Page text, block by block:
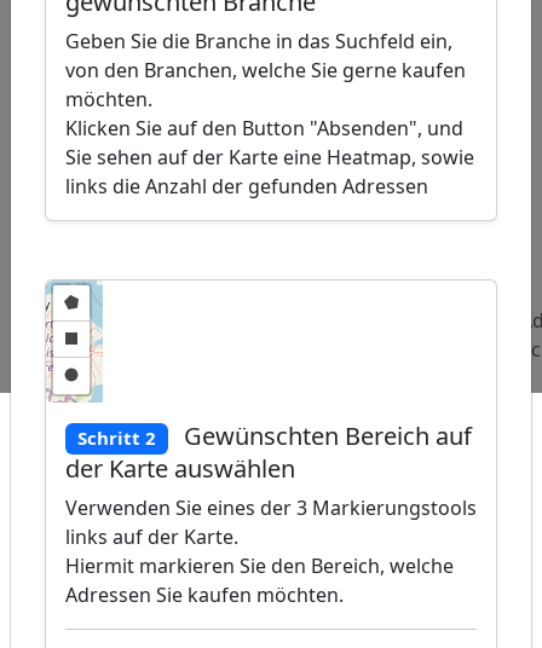
Beliebte
Abfragen:
Geben Sie die Branche in das Suchfeld ein,
von den Branchen, welche Sie gerne kaufen
möchten.
Klicken Sie auf den Button "Absenden", und
Sie sehen auf der Karte eine Heatmap, sowie
links die Anzahl der gefunden Adressen
Schritt 2
Gewünschten Bereich auf
der Karte auswählen
Verwenden Sie eines der 3 Markierungstools
links auf der Karte.
Hiermit markieren Sie den Bereich, welche
Adressen Sie kaufen möchten.